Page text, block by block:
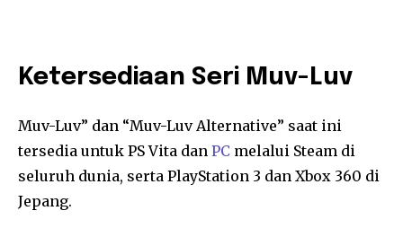
Ketersediaan Seri Muv-Luv
Muv-Luv” dan “Muv-Luv Alternative” saat ini
tersedia untuk PS Vita dan PC melalui Steam di
seluruh dunia, serta PlayStation 3 dan Xbox 360 di
Jepang.